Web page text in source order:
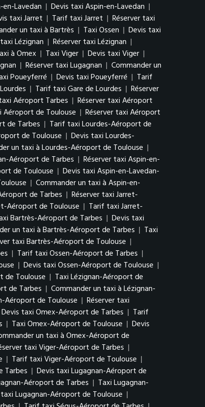
en-Lavedan | Devis taxi Aspin-en-Lavedan |
taxi Jarret | Tarif taxi Jarret | Réserver taxi
un taxi à Bartrès | Taxi Ossen | Devis taxi
Lézignan | Réserver taxi Lézignan |
à Omex | Taxi Viger | Devis taxi Viger |
| Réserver taxi Lugagnan | Commander un
Poueyferré | Devis taxi Poueyferré | Tarif
| Tarif taxi Gare de Lourdes | Réserver
Aéroport Tarbes | Réserver taxi Aéroport
de Toulouse | Réserver taxi Aéroport
de Tarbes | Tarif taxi Lourdes-Aéroport de
de Toulouse | Devis taxi Lourdes-
un taxi à Lourdes-Aéroport de Toulouse |
Aéroport de Tarbes | Réserver taxi Aspin-en-
de Toulouse | Devis taxi Aspin-en-Lavedan-
| Commander un taxi à Aspin-en-
de Tarbes | Réserver taxi Jarret-
Aéroport de Toulouse | Tarif taxi Jarret-
Bartrès-Aéroport de Tarbes | Devis taxi
un taxi à Bartrès-Aéroport de Tarbes | Taxi
taxi Bartrès-Aéroport de Toulouse |
| Tarif taxi Ossen-Aéroport de Tarbes |
| Devis taxi Ossen-Aéroport de Toulouse |
de Toulouse | Taxi Lézignan-Aéroport de
de Tarbes | Commander un taxi à Lézignan-
Aéroport de Toulouse | Réserver taxi
Devis taxi Omex-Aéroport de Tarbes | Tarif
| Taxi Omex-Aéroport de Toulouse | Devis
un taxi à Omex-Aéroport de
taxi Viger-Aéroport de Tarbes |
| Tarif taxi Viger-Aéroport de Toulouse |
Tarbes | Devis taxi Lugagnan-Aéroport de
Aéroport de Tarbes | Taxi Lugagnan-
Lugagnan-Aéroport de Toulouse |